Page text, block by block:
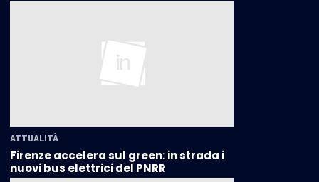
ATTUALITÀ
Firenze accelera sul green: in strada i
nuovi bus elettrici del PNRR